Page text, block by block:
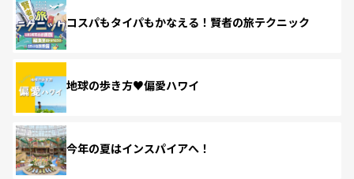
コスパもタイパもかなえる！賢者の旅テクニック
地球の歩き方♥偏愛ハワイ
今年の夏はインスパイアへ！